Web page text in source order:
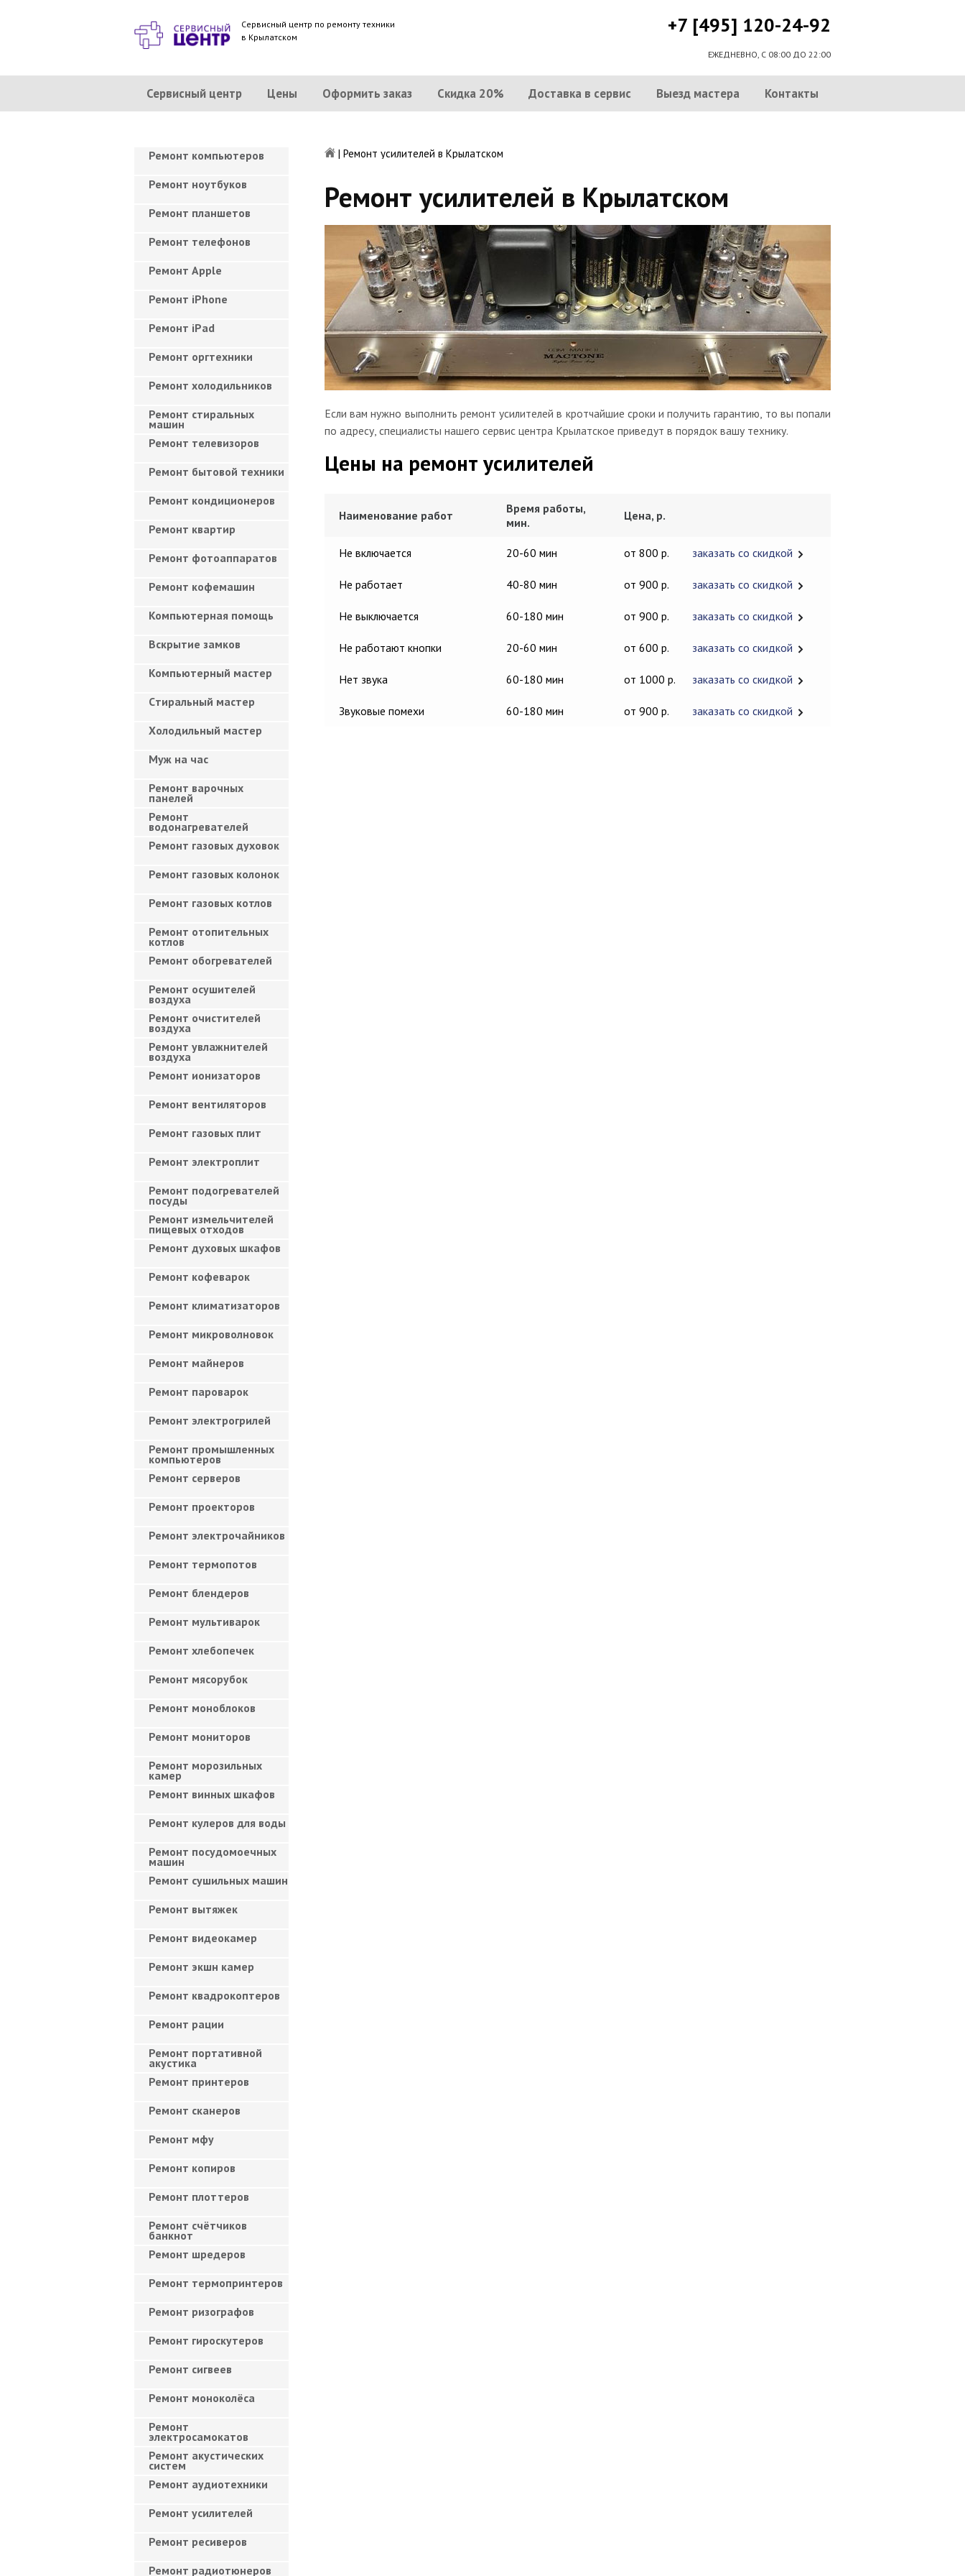
Сервисный центр по ремонту техники
в Крылатском
+7 [495] 120-24-92
ЕЖЕДНЕВНО, С 08:00 ДО 22:00
Сервисный центр Цены Оформить заказ Скидка 20% Доставка в сервис Выезд мастера Контакты
| Ремонт усилителей в Крылатском
Ремонт усилителей в Крылатском
Если вам нужно выполнить ремонт усилителей в кротчайшие сроки и получить гарантию, то вы попали
по адресу, специалисты нашего сервис центра Крылатское приведут в порядок вашу технику.
Цены на ремонт усилителей
Наименование работ
Время работы,
мин.
Цена, р.
Не включается 20-60 мин от 800 р. заказать со скидкой
Не работает 40-80 мин от 900 р. заказать со скидкой
Не выключается 60-180 мин от 900 р. заказать со скидкой
Не работают кнопки 20-60 мин от 600 р. заказать со скидкой
Нет звука 60-180 мин от 1000 р. заказать со скидкой
Звуковые помехи 60-180 мин от 900 р. заказать со скидкой
Ремонт компьютеров
Ремонт ноутбуков
Ремонт планшетов
Ремонт телефонов
Ремонт Apple
Ремонт iPhone
Ремонт iPad
Ремонт оргтехники
Ремонт холодильников
Ремонт стиральных
машин
Ремонт телевизоров
Ремонт бытовой техники
Ремонт кондиционеров
Ремонт квартир
Ремонт фотоаппаратов
Ремонт кофемашин
Компьютерная помощь
Вскрытие замков
Компьютерный мастер
Cтиральный мастер
Холодильный мастер
Муж на час
Ремонт варочных
панелей
Ремонт
водонагревателей
Ремонт газовых духовок
Ремонт газовых колонок
Ремонт газовых котлов
Ремонт отопительных
котлов
Ремонт обогревателей
Ремонт осушителей
воздуха
Ремонт очистителей
воздуха
Ремонт увлажнителей
воздуха
Ремонт ионизаторов
Ремонт вентиляторов
Ремонт газовых плит
Ремонт электроплит
Ремонт подогревателей
посуды
Ремонт измельчителей
пищевых отходов
Ремонт духовых шкафов
Ремонт кофеварок
Ремонт климатизаторов
Ремонт микроволновок
Ремонт майнеров
Ремонт пароварок
Ремонт электрогрилей
Ремонт промышленных
компьютеров
Ремонт серверов
Ремонт проекторов
Ремонт электрочайников
Ремонт термопотов
Ремонт блендеров
Ремонт мультиварок
Ремонт хлебопечек
Ремонт мясорубок
Ремонт моноблоков
Ремонт мониторов
Ремонт морозильных
камер
Ремонт винных шкафов
Ремонт кулеров для воды
Ремонт посудомоечных
машин
Ремонт сушильных машин
Ремонт вытяжек
Ремонт видеокамер
Ремонт экшн камер
Ремонт квадрокоптеров
Ремонт рации
Ремонт портативной
акустика
Ремонт принтеров
Ремонт сканеров
Ремонт мфу
Ремонт копиров
Ремонт плоттеров
Ремонт счётчиков
банкнот
Ремонт шредеров
Ремонт термопринтеров
Ремонт ризографов
Ремонт гироскутеров
Ремонт сигвеев
Ремонт моноколёса
Ремонт
электросамокатов
Ремонт акустических
систем
Ремонт аудиотехники
Ремонт усилителей
Ремонт ресиверов
Ремонт радиотюнеров